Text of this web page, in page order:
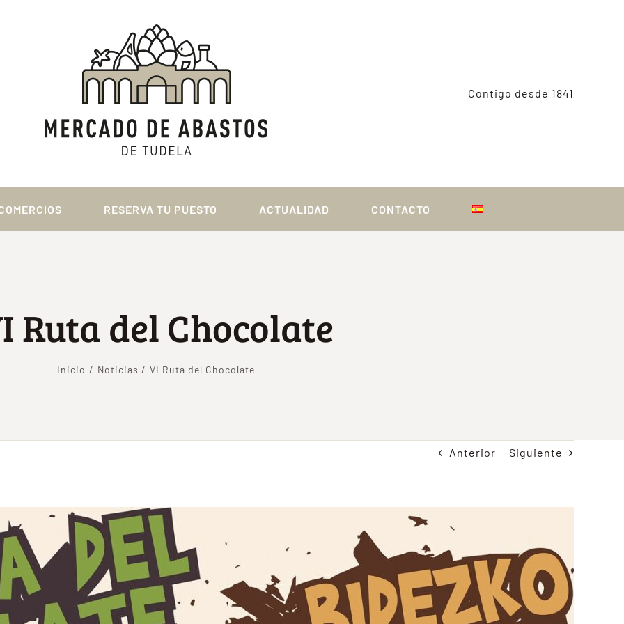
Contigo desde 1841
RESERVA TU PUESTO ACTUALIDAD CONTACTO
Ruta del Chocolate
Inicio Noticias VI Ruta del Chocolate
Anterior Siguiente